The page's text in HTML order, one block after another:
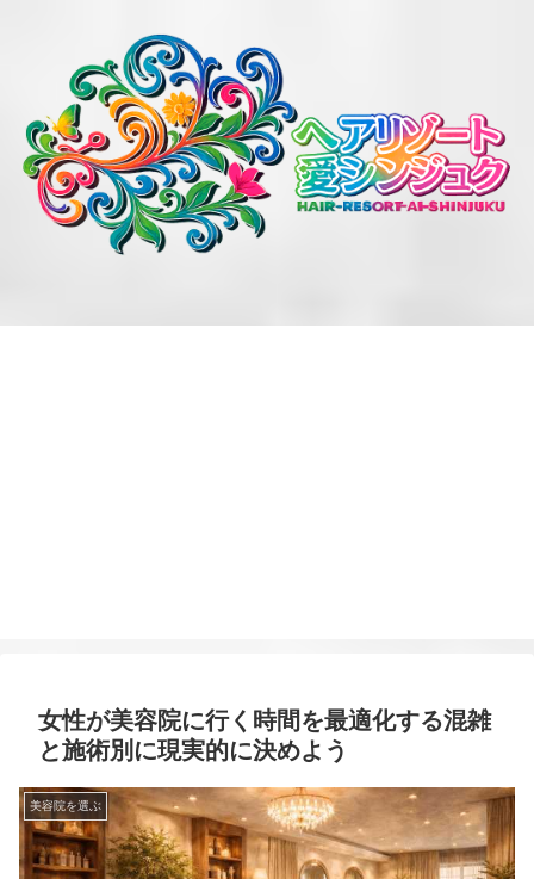
女性が美容院に行く時間を最適化する混雑
と施術別に現実的に決めよう
美容院を選ぶ